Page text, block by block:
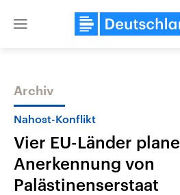
Close
Themen
Archiv
Nahost-Konflikt
Vier EU-Länder
Anerkennung von
Palästinenserstaat